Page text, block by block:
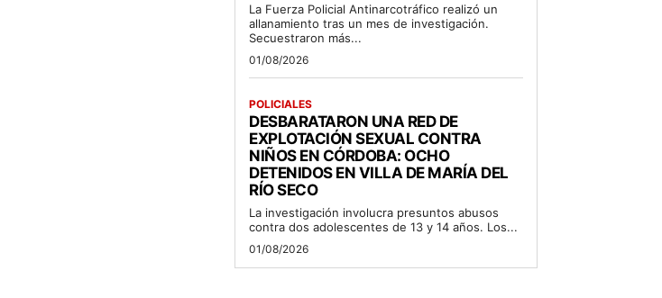
La Fuerza Policial Antinarcotráfico realizó un
allanamiento tras un mes de investigación.
Secuestraron más...
01/08/2026
POLICIALES
DESBARATARON UNA RED DE
EXPLOTACIÓN SEXUAL CONTRA
NIÑOS EN CÓRDOBA: OCHO
DETENIDOS EN VILLA DE MARÍA DEL
RÍO SECO
La investigación involucra presuntos abusos
contra dos adolescentes de 13 y 14 años. Los...
01/08/2026